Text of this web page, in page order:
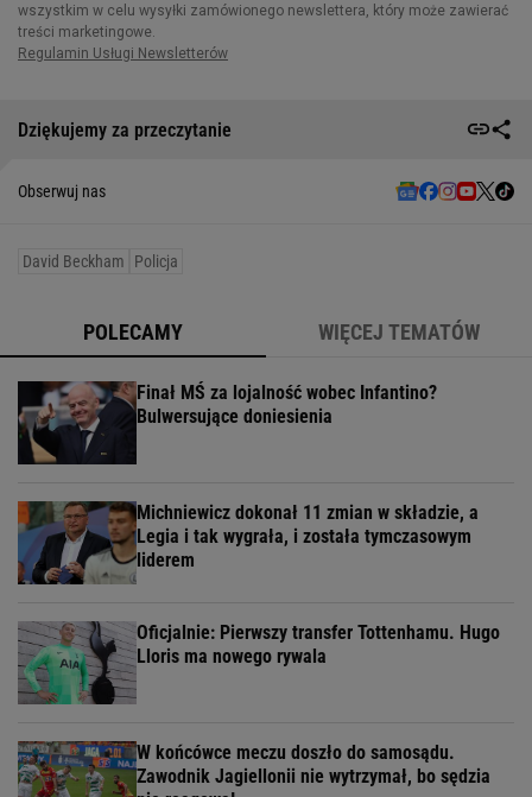
Dziękujemy za przeczytanie
Obserwuj nas
David Beckham Policja
POLECAMY WIĘCEJ TEMATÓW
Finał MŚ za lojalność wobec Infantino?
Bulwersujące doniesienia
Michniewicz dokonał 11 zmian w składzie, a
Legia i tak wygrała, i została tymczasowym
liderem
Oficjalnie: Pierwszy transfer Tottenhamu. Hugo
Lloris ma nowego rywala
W końcówce meczu doszło do samosądu.
Zawodnik Jagiellonii nie wytrzymał, bo sędzia